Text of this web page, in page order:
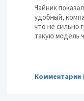
Чайник
удобный,
что не сильно
такую модель
Комментарии